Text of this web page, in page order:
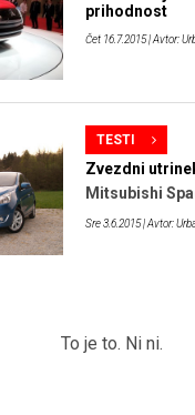
prihodnost
Čet 16.7.2015| Avtor:
TESTI
Zvezdni
Mitsubishi
Sre 3.6.2015| Avtor:
To je to. Ni ni.